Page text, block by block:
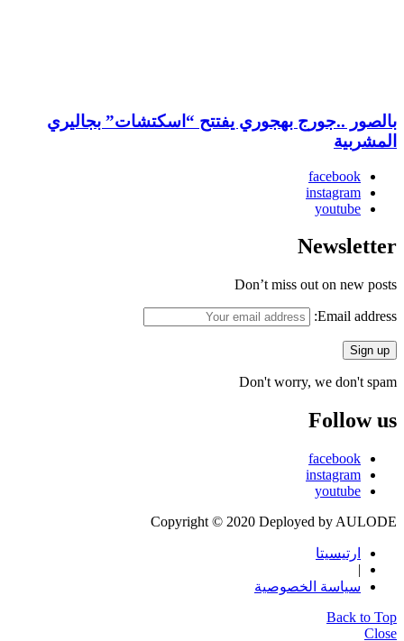
بالصور ..جورج بهجوري يفتتح “اسكتشات” بجاليري
المشربية
facebook
instagram
youtube
Newsletter
Don’t miss out on new posts
Email address:
Don't worry, we don't spam
Follow us
facebook
instagram
youtube
Copyright © 2020 Deployed by AULODE
ارتيسيتا
|
سياسة الخصوصية
Back to Top
Close